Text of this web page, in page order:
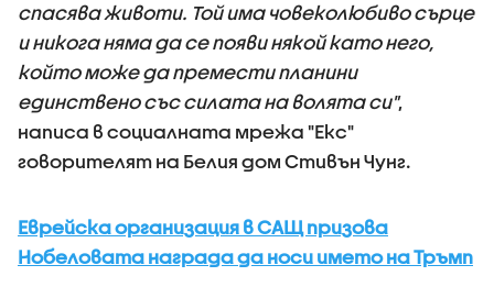
спасява животи. Той има човеколюбиво сърце
и никога няма да се появи някой като него,
който може да премести планини
единствено със силата на волята си",
написа в социалната мрежа "Екс"
говорителят на Белия дом Стивън Чунг.
Еврейска организация в САЩ призова
Нобеловата награда да носи името на Тръмп